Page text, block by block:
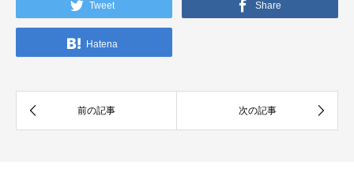
Tweet Share
Hatena